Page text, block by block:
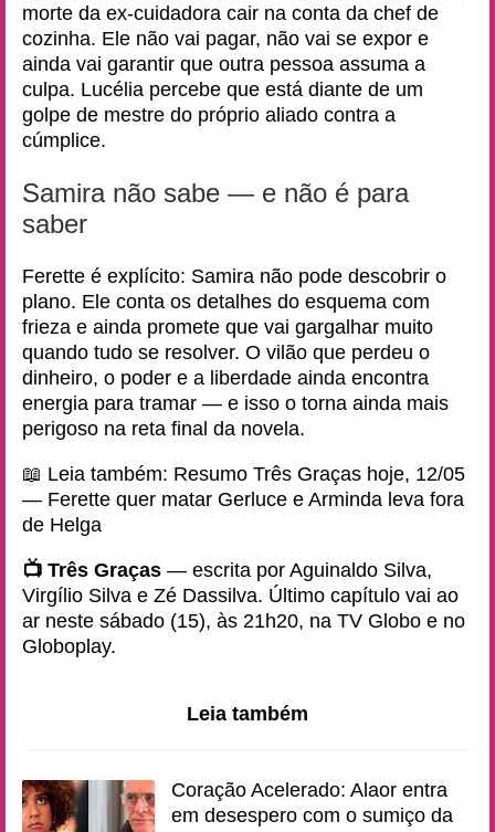
morte da ex-cuidadora cair na conta da chef de
cozinha. Ele não vai pagar, não vai se expor e
ainda vai garantir que outra pessoa assuma a
culpa. Lucélia percebe que está diante de um
golpe de mestre do próprio aliado contra a
cúmplice.
Samira não sabe — e não é para
saber
Ferette é explícito: Samira não pode descobrir o
plano. Ele conta os detalhes do esquema com
frieza e ainda promete que vai gargalhar muito
quando tudo se resolver. O vilão que perdeu o
dinheiro, o poder e a liberdade ainda encontra
energia para tramar — e isso o torna ainda mais
perigoso na reta final da novela.
📖 Leia também: Resumo Três Graças hoje, 12/05
— Ferette quer matar Gerluce e Arminda leva fora
de Helga
📺 Três Graças — escrita por Aguinaldo Silva,
Virgílio Silva e Zé Dassilva. Último capítulo vai ao
ar neste sábado (15), às 21h20, na TV Globo e no
Globoplay.
Leia também
Coração Acelerado: Alaor entra
em desespero com o sumiço da